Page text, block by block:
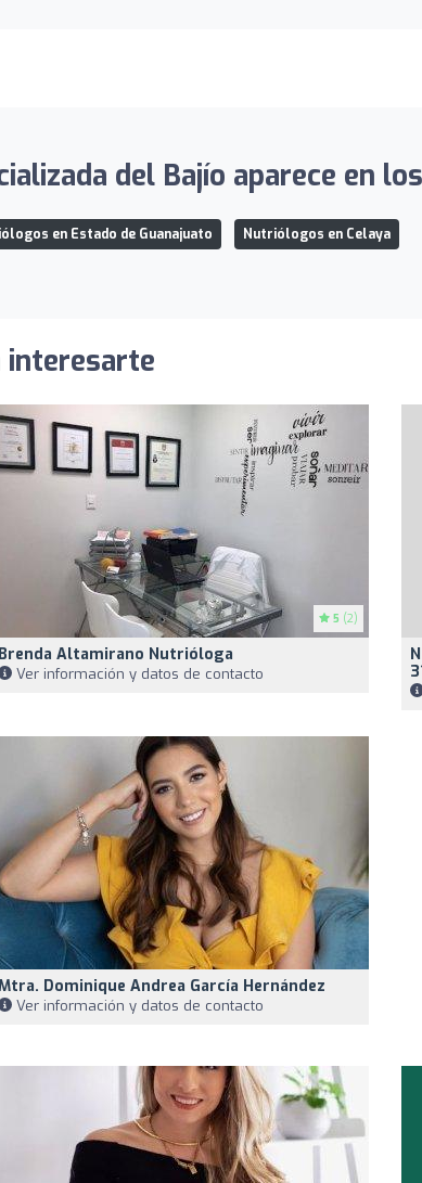
del Bajío aparece en
en Estado de Guanajuato Nutriólogos en Celaya
interesarte
5 (2)
Brenda Altamirano Nutrióloga
Ver información y datos de contacto
Dominique Andrea García Hernández
Ver información y datos de contacto